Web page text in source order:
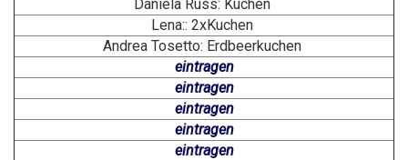
Daniela Russ: Kuchen
Lena:: 2xKuchen
Andrea Tosetto: Erdbeerkuchen
eintragen
eintragen
eintragen
eintragen
eintragen